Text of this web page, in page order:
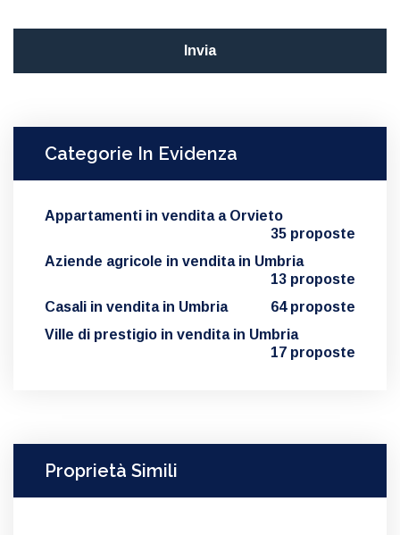
Categorie In Evidenza
Appartamenti in vendita a Orvieto
35 proposte
Aziende agricole in vendita in Umbria
13 proposte
Casali in vendita in Umbria
64 proposte
Ville di prestigio in vendita in Umbria
17 proposte
Proprietà Simili